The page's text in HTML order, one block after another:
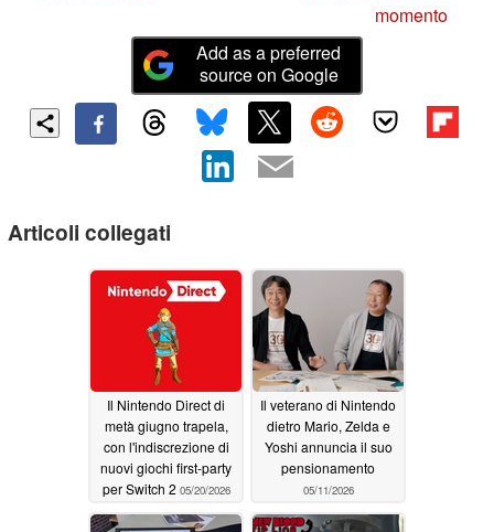
momento
Add as a preferred
source on Google
Articoli collegati
Il Nintendo Direct di
metà giugno trapela,
con l'indiscrezione di
nuovi giochi first-party
per Switch 2 05/20/2026
Il veterano di Nintendo
dietro Mario, Zelda e
Yoshi annuncia il suo
pensionamento
05/11/2026